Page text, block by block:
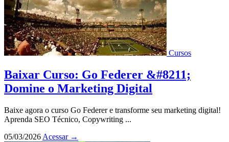
Cursos
Baixar Curso: Go Federer &#8211;
Domine o Marketing Digital
Baixe agora o curso Go Federer e transforme seu marketing digital!
Aprenda SEO Técnico, Copywriting ...
05/03/2026 Acessar →